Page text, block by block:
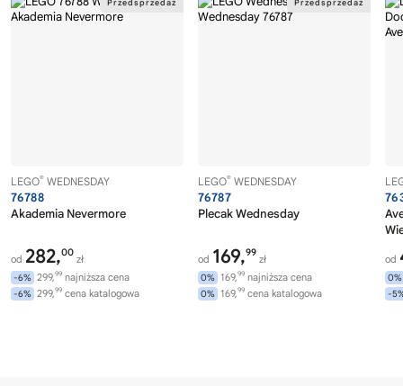
LEGO® WEDNESDAY
76788
Akademia Nevermore
od 282,00
zł
-6% 299,99 najniższa cena
-6% 299,99 cena katalogowa
LEGO® WEDNESDAY
76787
Plecak Wednesday
od 169,99
zł
0% 169,99 najniższa cena
0% 169,99 cena katalogowa
od
0%
-